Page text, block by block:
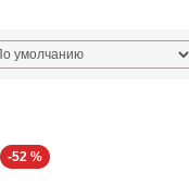
-52 %